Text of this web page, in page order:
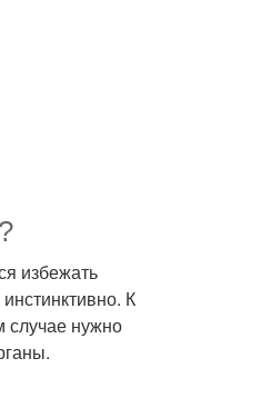
избежать
К
случае нужно